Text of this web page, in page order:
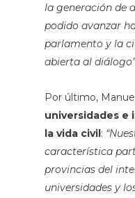
la generación de
podido avanzar
parlamento y la
abierta al diálogo”
Por último,
universidades e
la vida civil:
característica
provincias del
universidades y